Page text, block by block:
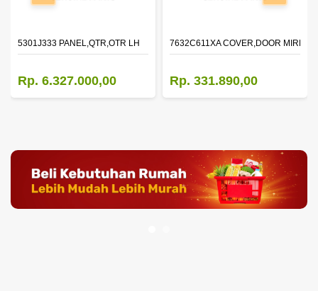
5301J333 PANEL,QTR,OTR LH
Rp. 6.327.000,00
7632C611XA COVER,DOOR
Rp. 331.890,00